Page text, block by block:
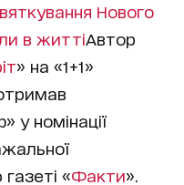
Нового
в життіАвтор
» на «1+1»
у номінації
«Факти».